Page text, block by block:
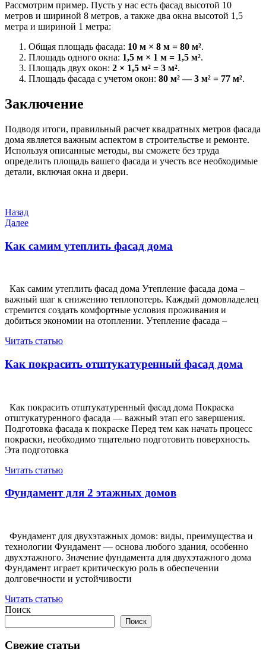
Рассмотрим пример. Пусть у нас есть фасад высотой 10
метров и шириной 8 метров, а также два окна высотой 1,5
метра и шириной 1 метра:
Общая площадь фасада: 10 м × 8 м = 80 м².
Площадь одного окна: 1,5 м × 1 м = 1,5 м².
Площадь двух окон: 2 × 1,5 м² = 3 м².
Площадь фасада с учетом окон: 80 м² — 3 м² = 77 м².
Заключение
Подводя итоги, правильный расчет квадратных метров фасада
дома является важным аспектом в строительстве и ремонте.
Используя описанные методы, вы сможете без труда
определить площадь вашего фасада и учесть все необходимые
детали, включая окна и двери.
Навигация
по
записям
Предыдущая
запись
Назад
Следующая
Далее
Как самим утеплить фасад дома
Как самим утеплить фасад дома Утепление фасада дома –
важный шаг к снижению теплопотерь. Каждый домовладелец
стремится создать комфортные условия проживания и
добиться экономии на отоплении. Утепление фасада –
Читать статью
Как покрасить отштукатуренный фасад дома
Как покрасить отштукатуренный фасад дома Покраска
отштукатуренного фасада — важный этап его завершения.
Подготовка фасада к покраске Перед тем как начать процесс
покраски, необходимо тщательно подготовить поверхность.
Эта подготовка
Читать статью
Фундамент для 2 этажных домов
Фундамент для двухэтажных домов: виды, преимущества и
технологии Фундамент — основа любого здания, особенно
двухэтажного. Значение фундамента для двухэтажного дома
Фундамент играет критическую роль в обеспечении
долговечности и устойчивости
Читать статью
Поиск
Поиск
Свежие статьи